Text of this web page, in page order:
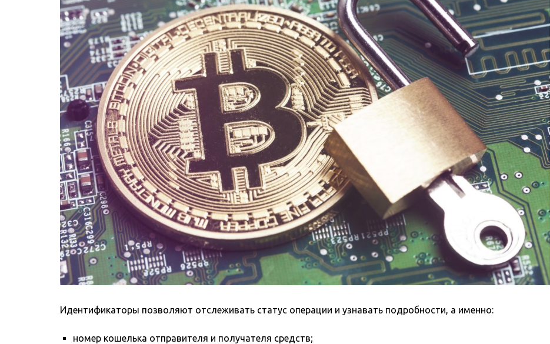
Идентификаторы позволяют отслеживать статус операции и узнавать подробности, а именно:
номер кошелька отправителя и получателя средств;